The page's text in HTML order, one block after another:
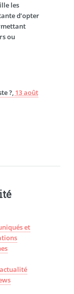
les
d’opter
ou
?, 13 août
et